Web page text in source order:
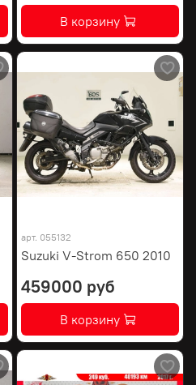
В корзину
арт. 055132
Suzuki V-Strom 650 2010
459000 руб
В корзину